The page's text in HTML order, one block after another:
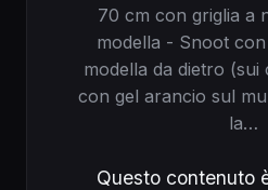
70 cm con griglia a
modella - Snoot
modella da dietro (sui
con gel arancio sul
la…
Questo contenuto